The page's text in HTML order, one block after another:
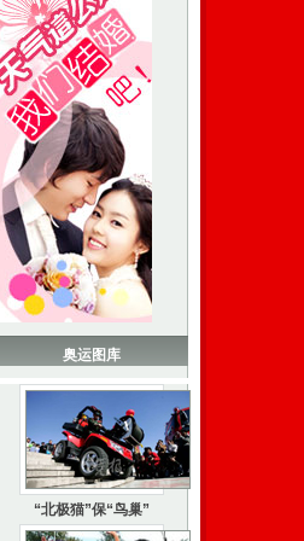
奥运图库
“北极猫”保“鸟巢”